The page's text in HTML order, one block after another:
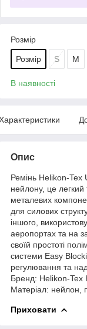
Розмір
Розмір S M
В наявності
Опис
Ремінь Helikon-Tex
нейлону, це легкий
металевих
для силових
іншого,
аеропортах та на
своїй простоті
системи Easy
регулювання та
Бренд: Helikon-
Матеріал: нейлон,
Приховати